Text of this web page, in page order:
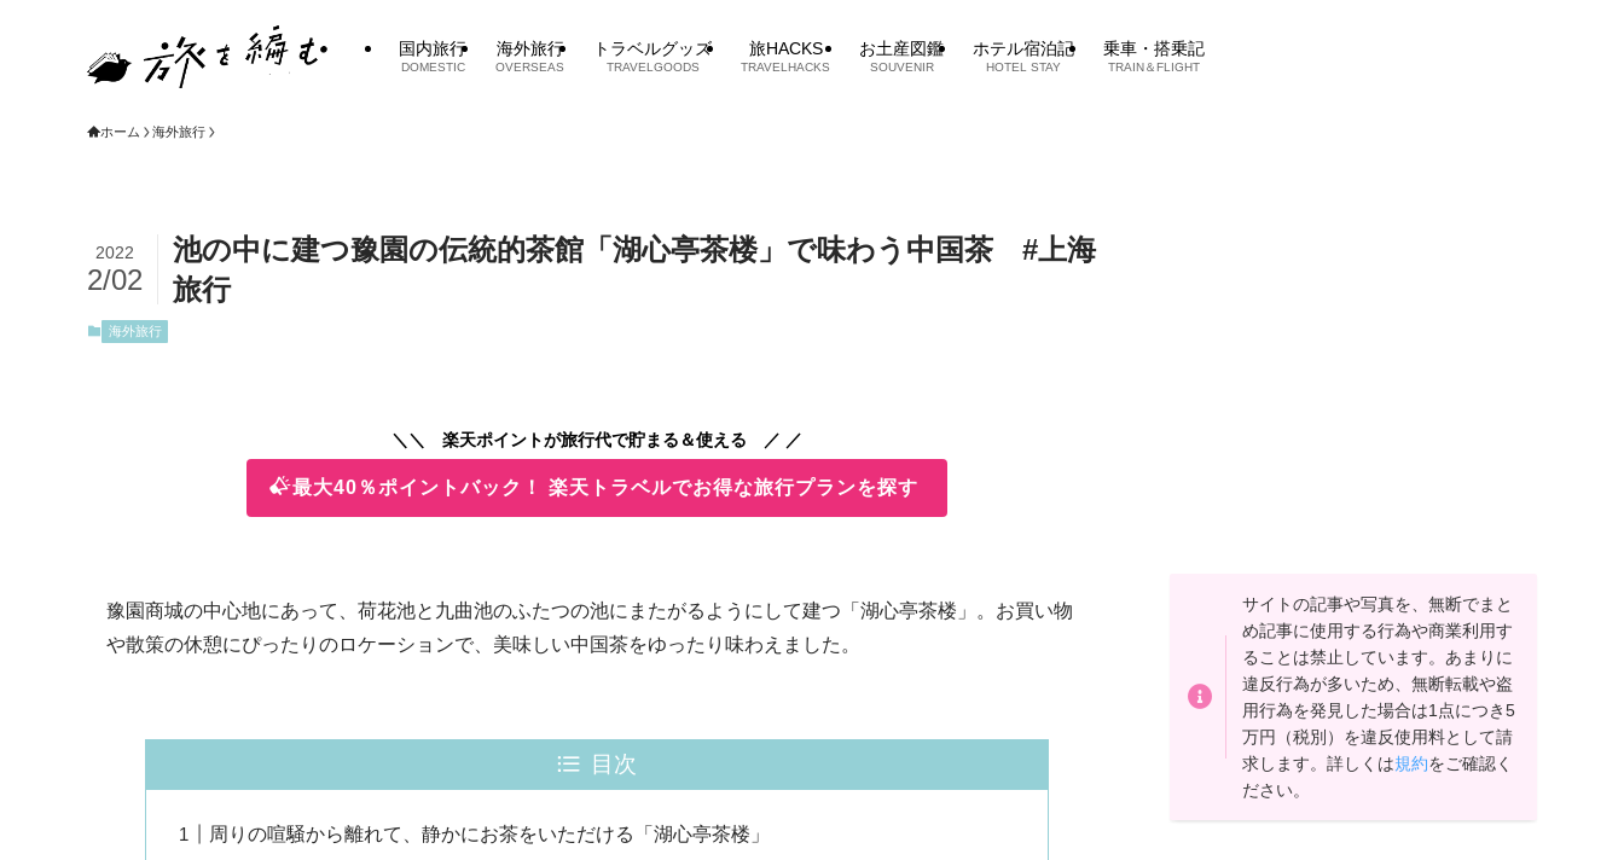
国内旅行
DOMESTIC
海外旅行
OVERSEAS
トラベルグッズ
TRAVELGOODS
旅HACKS
TRAVELHACKS
お土産図鑑
SOUVENIR
ホテル宿泊記
HOTEL STAY
乗車・搭乗記
TRAIN＆FLIGHT
ホーム 海外旅行
池の中に建つ豫園の伝統的茶館「湖心亭茶楼」で味わう中国茶 #上海
旅行
2022
2/02
海外旅行
＼＼ 楽天ポイントが旅行代で貯まる＆使える ／ ／
最大40％ポイントバック！ 楽天トラベルでお得な旅行プランを探す
豫園商城の中心地にあって、荷花池と九曲池のふたつの池にまたがるようにして建つ「湖心亭茶楼」。お買い物
や散策の休憩にぴったりのロケーションで、美味しい中国茶をゆったり味わえました。
目次
周りの喧騒から離れて、静かにお茶をいただける「湖心亭茶楼」
サイトの記事や写真を、無断でまと
め記事に使用する行為や商業利用す
ることは禁止しています。あまりに
違反行為が多いため、無断転載や盗
用行為を発見した場合は1点につき5
万円（税別）を違反使用料として請
求します。詳しくは規約をご確認く
ださい。